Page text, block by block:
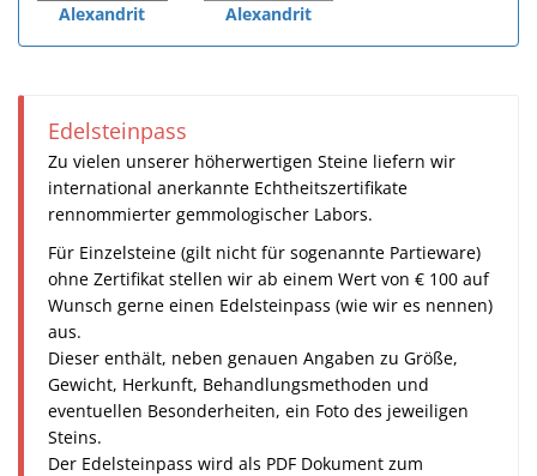
Alexandrit Alexandrit
Edelsteinpass
Zu vielen unserer höherwertigen Steine liefern wir
international anerkannte Echtheitszertifikate
rennommierter gemmologischer Labors.
Für Einzelsteine (gilt nicht für sogenannte Partieware)
ohne Zertifikat stellen wir ab einem Wert von € 100 auf
Wunsch gerne einen Edelsteinpass (wie wir es nennen)
aus.
Dieser enthält, neben genauen Angaben zu Größe,
Gewicht, Herkunft, Behandlungsmethoden und
eventuellen Besonderheiten, ein Foto des jeweiligen
Steins.
Der Edelsteinpass wird als PDF Dokument zum